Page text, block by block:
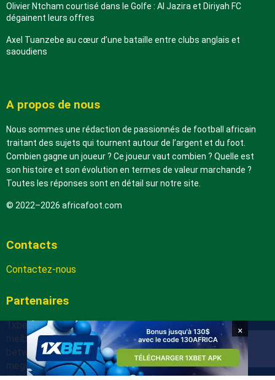
Olivier Ntcham courtisé dans le Golfe : Al Jazira et Diriyah FC
dégainent leurs offres
Axel Tuanzebe au cœur d’une bataille entre clubs anglais et
saoudiens
A propos de nous
Nous sommes une rédaction de passionnés de football africain
traitant des sujets qui tournent autour de l’argent et du foot.
Combien gagne un joueur ? Ce joueur vaut combien ? Quelle est
son histoire et son évolution en termes de valeur marchande ?
Toutes les réponses sont en détail sur notre site.
© 2022–2026 africafoot.com
Contacts
Contactez-nous
Partenaires
1xbetapk.africafoot.com
melbet.africafoot.com
betwinnerapp.africafoot.com
megapari.africafoot.com
×